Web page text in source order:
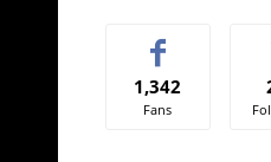
1,342
Fans